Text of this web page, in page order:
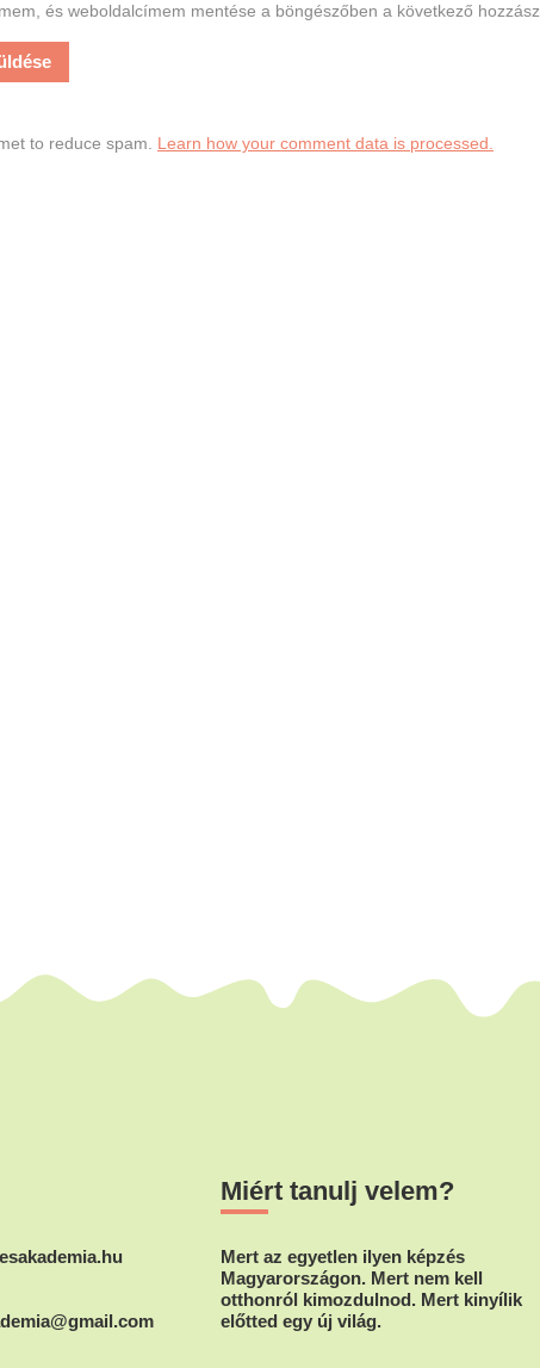
és weboldalcímem mentése a böngészőben a következő
to reduce spam. Learn how your comment data is processed.
Miért tanulj velem?
Mert az egyetlen ilyen képzés
Magyarországon. Mert nem kell
otthonról kimozdulnod. Mert kinyílik
előtted egy új világ.